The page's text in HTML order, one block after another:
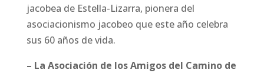
jacobea de Estella-Lizarra, pionera del
asociacionismo jacobeo que este año celebra
sus 60 años de vida.
– La Asociación de los Amigos del Camino de